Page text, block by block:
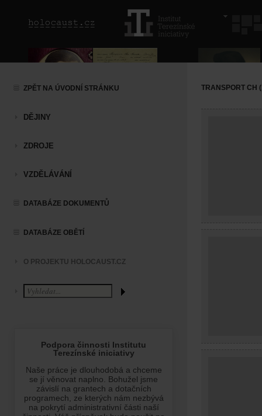
ZPĚT NA ÚVODNÍ STRÁNKU
DĚJINY
ZDROJE
VZDĚLÁVÁNÍ
DATABÁZE DOKUMENTŮ
DATABÁZE OBĚTÍ
O PROJEKTU HOLOCAUST.CZ
TRANSPORT CH